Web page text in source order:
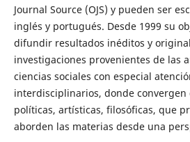
Journal Source (OJS) y pueden ser
inglés y portugués. Desde 1999 su
difundir resultados inéditos y
investigaciones provenientes de las
ciencias sociales con especial
interdisciplinarios, donde convergen
políticas, artísticas, filosóficas, que
aborden las materias desde una